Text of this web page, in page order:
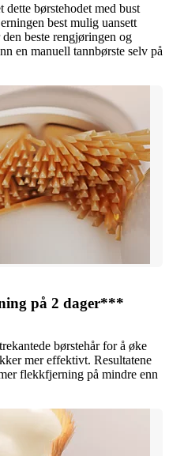
børstehodet med bust
best mulig uansett
beste rengjøringen og
en manuell tannbørste selv på
på 2 dager***
børstehår for å øke
mer effektivt. Resultatene
flekkfjerning på mindre enn